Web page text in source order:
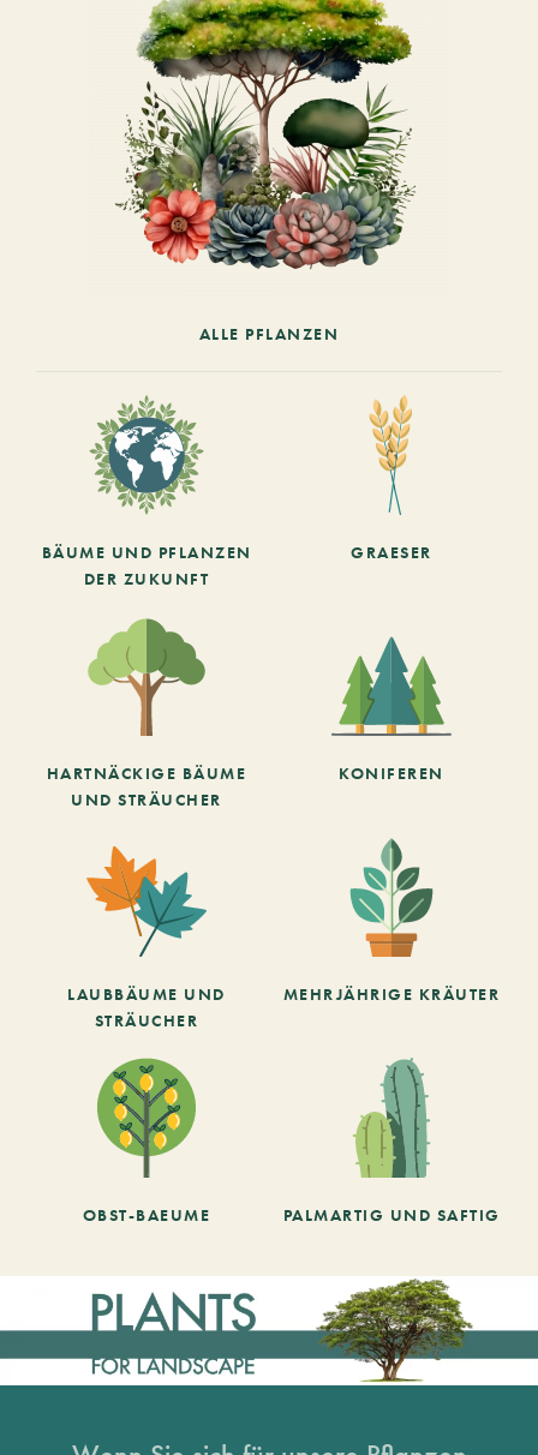
ALLE PFLANZEN
BÄUME UND PFLANZEN
DER ZUKUNFT
GRAESER
HARTNÄCKIGE BÄUME
UND STRÄUCHER
KONIFEREN
LAUBBÄUME UND
STRÄUCHER
MEHRJÄHRIGE KRÄUTER
OBST-BAEUME PALMARTIG UND SAFTIG